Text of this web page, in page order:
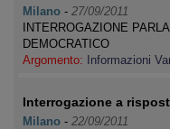
Milano - 27/09/2011
INTERROGAZIONE
DEMOCRATICO
Argomento:
Informazioni
Interrogazione a
Milano - 22/09/2011